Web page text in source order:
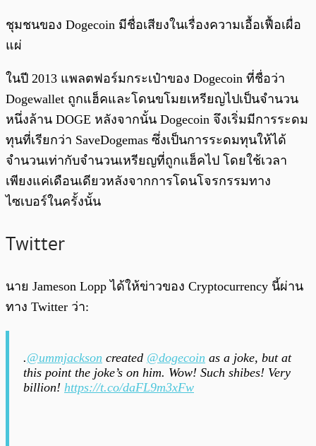
ชุมชนของ Dogecoin มีชื่อเสียงในเรื่องความเอื้อเฟื้อเผื่อ
แผ่
ในปี 2013 แพลตฟอร์มกระเป๋าของ Dogecoin ที่ชื่อว่า
Dogewallet ถูกแฮ็คและโดนขโมยเหรียญไปเป็นจำนวน
หนึ่งล้าน DOGE หลังจากนั้น Dogecoin จึงเริ่มมีการระดม
ทุนที่เรียกว่า SaveDogemas ซึ่งเป็นการระดมทุนให้ได้
จำนวนเท่ากับจำนวนเหรียญที่ถูกแฮ็คไป โดยใช้เวลา
เพียงแค่เดือนเดียวหลังจากการโดนโจรกรรมทาง
ไซเบอร์ในครั้งนั้น
Twitter
นาย Jameson Lopp ได้ให้ข่าวของ Cryptocurrency นี้ผ่าน
ทาง Twitter ว่า:
.@ummjackson created @dogecoin as a joke, but at
this point the joke’s on him. Wow! Such shibes! Very
billion! https://t.co/daFL9m3xFw